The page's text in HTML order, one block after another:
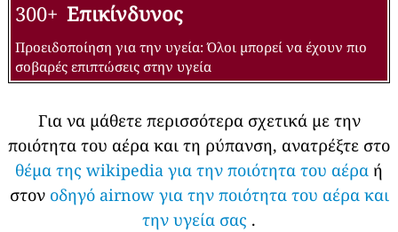
300+ Επικίνδυνος
Προειδοποίηση για την υγεία: Όλοι μπορεί να έχουν πιο
σοβαρές επιπτώσεις στην υγεία
Για να μάθετε περισσότερα σχετικά με την
ποιότητα του αέρα και τη ρύπανση, ανατρέξτε στο
θέμα της wikipedia για την ποιότητα του αέρα ή
στον οδηγό airnow για την ποιότητα του αέρα και
την υγεία σας .